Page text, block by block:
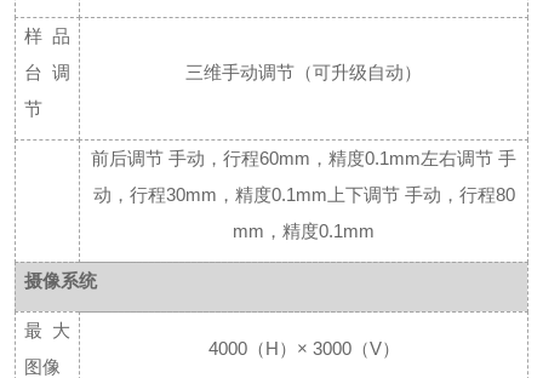
样品
台调
节
三维手动调节（可升级自动）
前后调节 手动，行程60mm，精度0.1mm左右调节 手
动，行程30mm，精度0.1mm 上下调节 手动，行程80
mm，精度0.1mm
摄像系统
最大
图像
4000（H）× 3000（V）